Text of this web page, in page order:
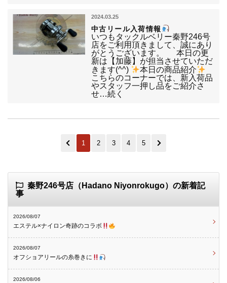
2024.03.25
中古リール入荷情報
いつもタックルベリー秦野246号
店をご利用頂きまして、誠にあり
がとうございます。 本日の更
新は【加藤】が担当させていただ
きます(^^)
本日の商品紹介
こちらのコーナーでは、新入荷品
やスタッフ一押し品をご紹介さ
せ…続く
1 2 3 4 5
秦野246号店（Hadano Niyonrokugo）の新着記
事
2026/08/07
エステル×ナイロン奇跡のコラボ
2026/08/07
オフショアリールの糸巻きに
2026/08/06